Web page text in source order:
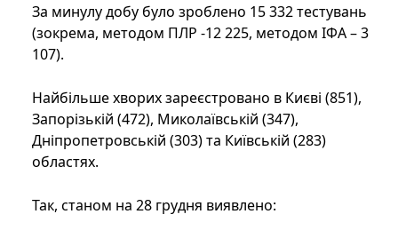
За минулу добу було зроблено 15 332 тестувань
(зокрема, методом ПЛР -12 225, методом ІФА – 3
107).
Найбільше хворих зареєстровано в Києві (851),
Запорізькій (472), Миколаївській (347),
Дніпропетровській (303) та Київській (283)
областях.
Так, станом на 28 грудня виявлено: